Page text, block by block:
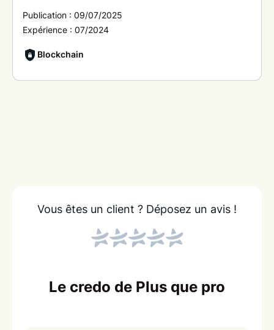
Publication : 09/07/2025
Expérience : 07/2024
Blockchain
Vous êtes un client ? Déposez un avis !
Le credo de Plus que pro